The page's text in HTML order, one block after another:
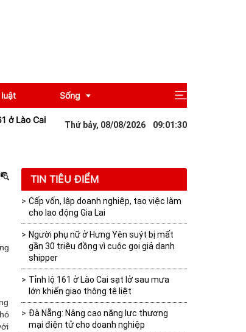
Sống
Du lịch
Cai sạt lở sau mưa lớn khiến giao thông tê liệt
Thứ bảy, 08/08/2026 09:01 :31
TIN TIÊU ĐIỂM
Cấp vốn, lập doanh nghiệp, tạo việc làm
cho lao động Gia Lai
Người phụ nữ ở Hưng Yên suýt bị mất
gần 30 triệu đồng vì cuộc gọi giả danh
shipper
Tỉnh lộ 161 ở Lào Cai sạt lở sau mưa
lớn khiến giao thông tê liệt
Đà Nẵng: Nâng cao năng lực thương
mại điện tử cho doanh nghiệp